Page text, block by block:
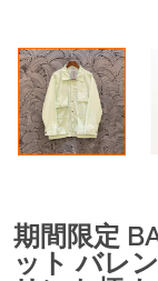
期間限定
ット バレ